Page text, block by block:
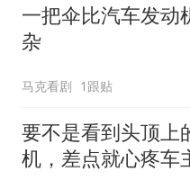
一把伞比汽车发动
杂
马克看剧 1跟贴
要不是看到头顶上
机，差点就心疼车